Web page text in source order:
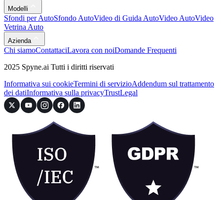
Modelli
Sfondi per AutoSfondo AutoVideo di Guida AutoVideo AutoVideo
Vetrina Auto
Azienda
Chi siamoContattaciLavora con noiDomande Frequenti
2025 Spyne.ai Tutti i diritti riservati
Informativa sui cookieTermini di servizioAddendum sul trattamento
dei datiInformativa sulla privacyTrustLegal